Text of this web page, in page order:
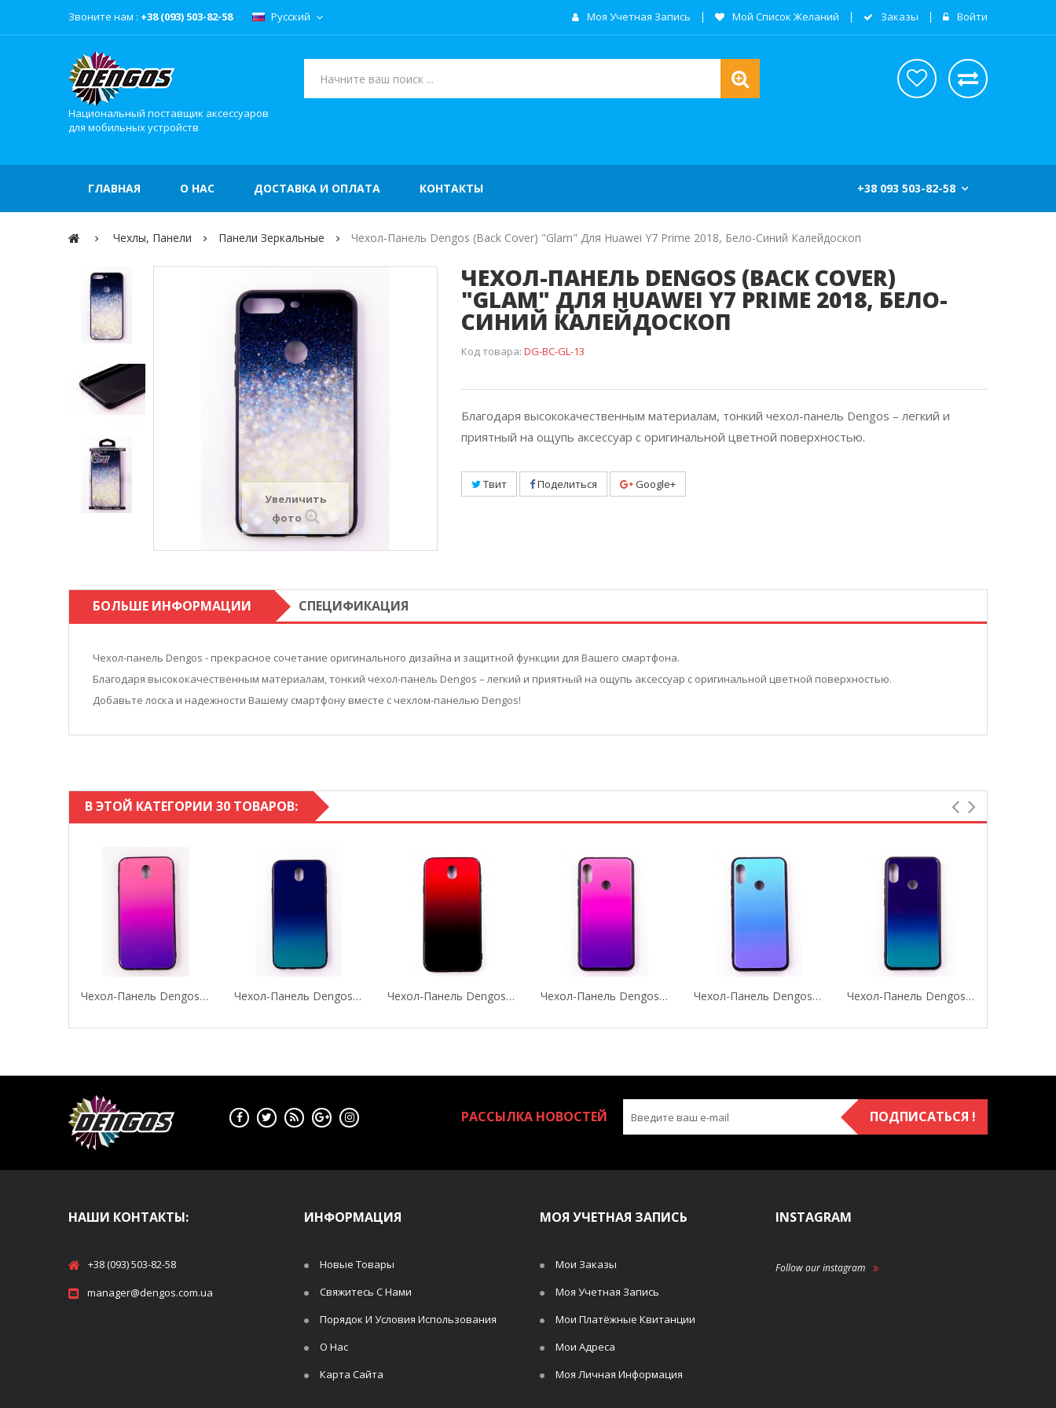
Звоните нам : +38 (093) 503-82-58 Моя Учетная Запись Мой Список Желаний Заказы Войти
Русский
Национальный поставщик аксессуаров
для мобильных устройств
ГЛАВНАЯ О НАС ДОСТАВКА И ОПЛАТА КОНТАКТЫ +38 093 503-82-58
Чехлы, Панели Панели Зеркальные Чехол-Панель Dengos (Back Cover) "Glam" Для Huawei Y7 Prime 2018, Бело-Синий Калейдоскоп
Увеличить
фото
ЧЕХОЛ-ПАНЕЛЬ DENGOS (BACK COVER)
"GLAM" ДЛЯ HUAWEI Y7 PRIME 2018, БЕЛО-
СИНИЙ КАЛЕЙДОСКОП
Код товара: DG-BC-GL-13
Благодаря высококачественным материалам, тонкий чехол-панель Dengos – легкий и
приятный на ощупь аксессуар с оригинальной цветной поверхностью.
Твит Поделиться Google+
БОЛЬШЕ ИНФОРМАЦИИ СПЕЦИФИКАЦИЯ
Чехол-панель Dengos - прекрасное сочетание оригинального дизайна и защитной функции для Вашего смартфона.
Благодаря высококачественным материалам, тонкий чехол-панель Dengos – легкий и приятный на ощупь аксессуар с оригинальной цветной поверхностью.
Добавьте лоска и надежности Вашему смартфону вместе с чехлом-панелью Dengos!
В ЭТОЙ КАТЕГОРИИ 30 ТОВАРОВ:
Чехол-Панель Dengos (Back Cover) "Mirror" Для... Чехол-Панель Dengos (Back Cover) "Mirror" Для... Чехол-Панель Dengos (Back Cover) "Mirror" Для... Чехол-Панель Dengos (Back Cover) "Mirror" Для... Чехол-Панель Dengos (Back Cover) "Mirror" Для... Чехол-Панель Dengos (Back Cover) "Mirror" Для...
РАССЫЛКА НОВОСТЕЙ ПОДПИСАТЬСЯ !
НАШИ КОНТАКТЫ:
+38 (093) 503-82-58
manager@dengos.com.ua
ИНФОРМАЦИЯ
Новые Товары
Свяжитесь С Нами
Порядок И Условия Использования
О Нас
Карта Сайта
МОЯ УЧЕТНАЯ ЗАПИСЬ
Мои Заказы
Моя Учетная Запись
Мои Платёжные Квитанции
Мои Адреса
Моя Личная Информация
INSTAGRAM
Follow our instagram